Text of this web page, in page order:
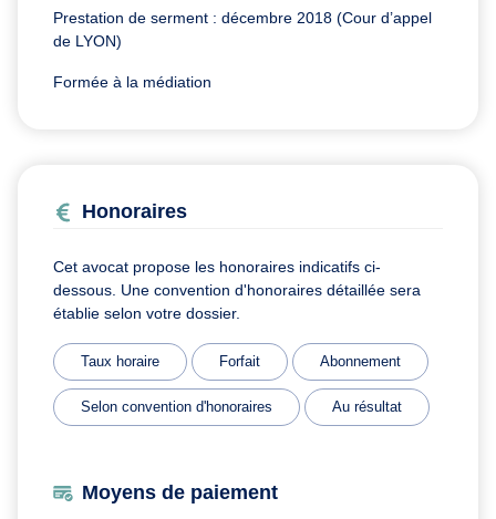
Prestation de serment : décembre 2018 (Cour d’appel
de LYON)
Formée à la médiation
Honoraires
Cet avocat propose les honoraires indicatifs ci-
dessous. Une convention d'honoraires détaillée sera
établie selon votre dossier.
Taux horaire Forfait Abonnement
Selon convention d'honoraires Au résultat
Moyens de paiement